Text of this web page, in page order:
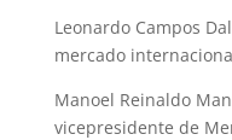
Leonardo Campos
mercado
Manoel Reinaldo
vicepresidente de